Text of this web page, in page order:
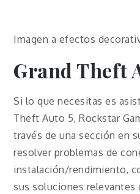
Imagen a efectos
Grand Theft
Si lo que necesitas es
Theft Auto 5, Rockstar
través de una sección en
resolver problemas de
instalación/rendimiento,
sus soluciones relevantes